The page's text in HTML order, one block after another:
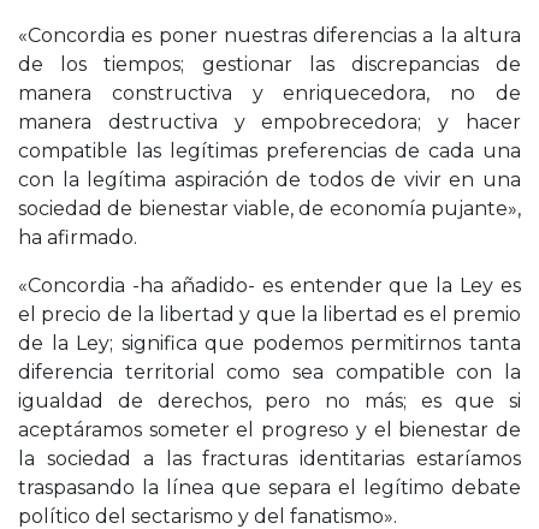
«Concordia es poner nuestras diferencias a la altura
de los tiempos; gestionar las discrepancias de
manera constructiva y enriquecedora, no de
manera destructiva y empobrecedora; y hacer
compatible las legítimas preferencias de cada una
con la legítima aspiración de todos de vivir en una
sociedad de bienestar viable, de economía pujante»,
ha afirmado.
«Concordia -ha añadido- es entender que la Ley es
el precio de la libertad y que la libertad es el premio
de la Ley; significa que podemos permitirnos tanta
diferencia territorial como sea compatible con la
igualdad de derechos, pero no más; es que si
aceptáramos someter el progreso y el bienestar de
la sociedad a las fracturas identitarias estaríamos
traspasando la línea que separa el legítimo debate
político del sectarismo y del fanatismo».